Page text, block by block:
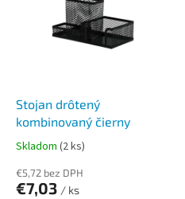
Stojan drôtený
kombinovaný čierny
Skladom (2 ks)
€5,72 bez DPH
€7,03 / ks